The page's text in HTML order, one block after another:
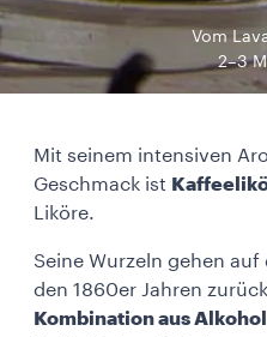
Vom
2–3
Mit seinem intensiven
Geschmack ist
Liköre.
Seine Wurzeln gehen auf
den 1860er Jahren
Kombination aus